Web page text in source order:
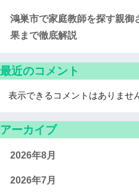
鴻巣市で家庭教師を探す親御
果まで徹底解説
最近のコメント
表示できるコメントはありませ
アーカイブ
2026年8月
2026年7月